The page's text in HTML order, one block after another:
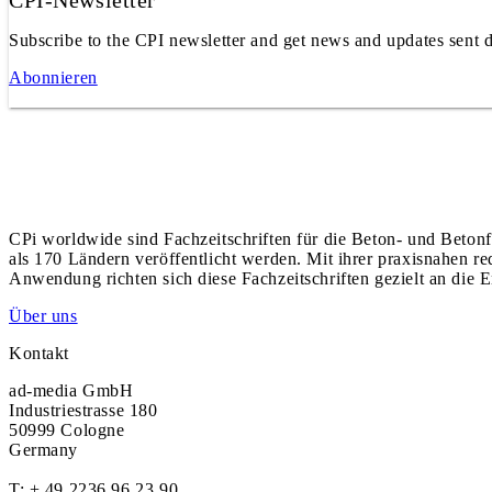
Subscribe to the CPI newsletter and get news and updates
Abonnieren
CPi worldwide sind Fachzeitschriften für die Beton- und
als 170 Ländern veröffentlicht werden. Mit ihrer praxisnahen
Anwendung richten sich diese Fachzeitschriften gezielt an die
Über uns
Kontakt
ad-media GmbH
Industriestrasse 180
50999 Cologne
Germany